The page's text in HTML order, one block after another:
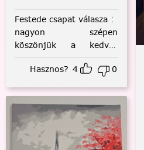
Festede csapat válasza :
nagyon szépen
köszönjük a kedves
visszajelzést! :)
Hasznos? 4 0